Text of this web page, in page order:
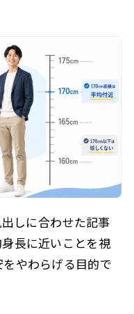
しに合わせた記事
長に近いことを視
やわらげる目的で